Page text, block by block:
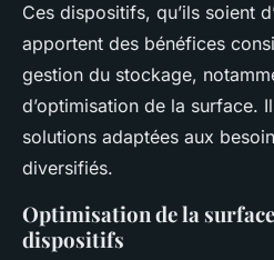
Ces dispositifs, qu’ils soient
apportent des bénéfices
gestion du stockage,
d’optimisation de la surface.
solutions adaptées aux
diversifiés.
Optimisation de la surface
dispositifs